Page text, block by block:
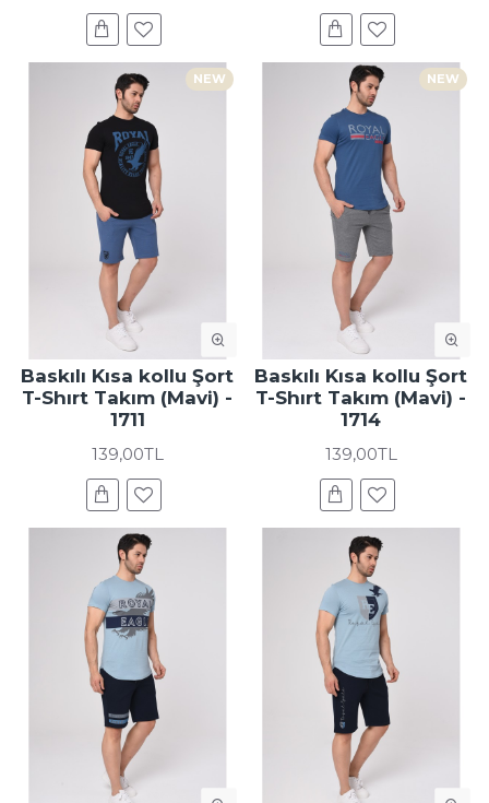
NEW
Baskılı Kısa kollu Şort
T-Shırt Takım (Mavi) -
1711
139,00TL
NEW
Baskılı Kısa kollu Şort
T-Shırt Takım (Mavi) -
1714
139,00TL